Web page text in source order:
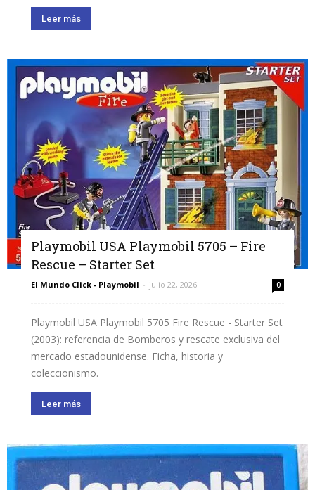
Leer más
Playmobil USA Playmobil 5705 – Fire
Rescue – Starter Set
El Mundo Click - Playmobil - julio 22, 2026 0
Playmobil USA Playmobil 5705 Fire Rescue - Starter Set
(2003): referencia de Bomberos y rescate exclusiva del
mercado estadounidense. Ficha, historia y
coleccionismo.
Leer más